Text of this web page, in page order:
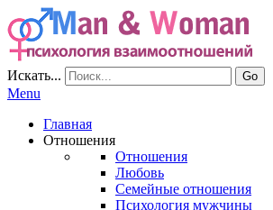
Искать... Go
Menu
Главная
Отношения
Отношения
Любовь
Семейные отношения
Психология мужчины